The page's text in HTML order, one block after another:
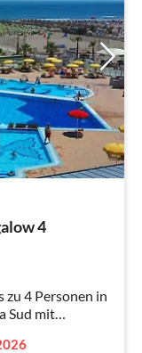
4
4 Personen in
Sud mit
Sandstrand.